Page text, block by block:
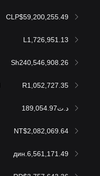
CLP$59,200,255.49
L1,726,951.13
Sh240,546,908.26
R1,052,727.35
د.ت189,054.97
NT$2,082,069.64
дин.6,561,171.49